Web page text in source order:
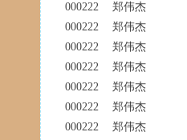
000222
郑伟杰
000222
郑伟杰
000222
郑伟杰
000222
郑伟杰
000222
郑伟杰
000222
郑伟杰
000222
郑伟杰